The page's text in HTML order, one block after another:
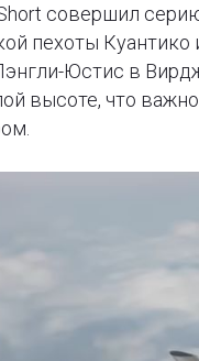
совершил
пехоты
Юстис в
высоте, что